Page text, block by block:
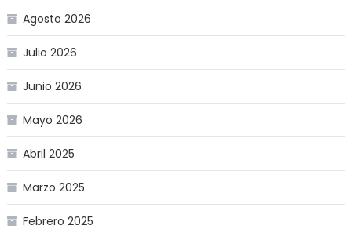
Agosto 2026
Julio 2026
Junio 2026
Mayo 2026
Abril 2025
Marzo 2025
Febrero 2025